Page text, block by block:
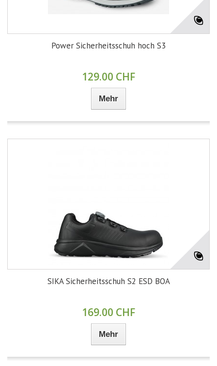
Power Sicherheitsschuh hoch S3
129.00 CHF
Mehr
SIKA Sicherheitsschuh S2 ESD BOA
169.00 CHF
Mehr